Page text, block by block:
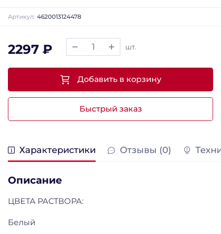
Артикул: 4620013124478
2297 ₽ шт.
Быстрый заказ
Добавить в корзину
Характеристики Отзывы (0)
Описание
ЦВЕТА РАСТВОРА:
Белый